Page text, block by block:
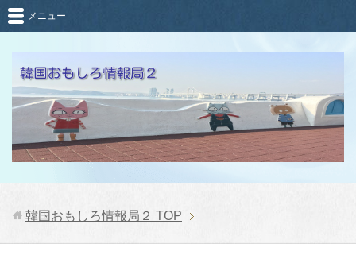
メニュー
韓国おもしろ情報局２ TOP